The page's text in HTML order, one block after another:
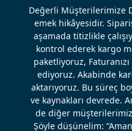
Değerli Müşterilerimize
emek hikâyesidir.
aşamada titizlikle
kontrol ederek kargo
paketliyoruz,
ediyoruz. Akabinde
aktarıyoruz. Bu süreç
ve kaynakları devrede.
de diğer
Şöyle düşünelim: